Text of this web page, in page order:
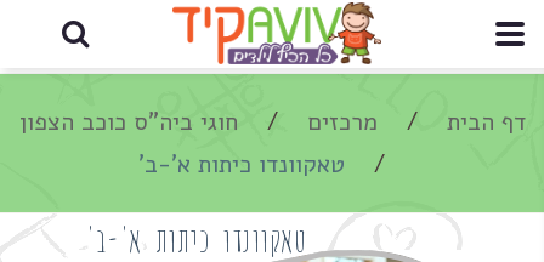
דף הבית מרכזים
חוגי ביה"ס כוכב הצפון
טאקוונדו כיתות א'-ב'
טאקוונדו כיתות א'-ב'